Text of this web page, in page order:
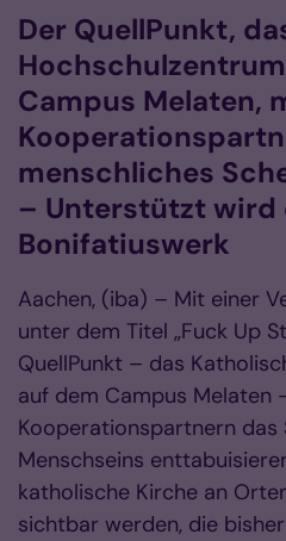
Der QuellPunkt,
Campus Melaten,
menschliches
– Unterstützt wird
Bonifatiuswerk
Aachen, (iba) – Mit einer
unter dem Titel „Fuck Up
QuellPunkt – das
auf dem Campus Melaten
Kooperationspartnern das
Menschseins
katholische Kirche an
sichtbar werden, die